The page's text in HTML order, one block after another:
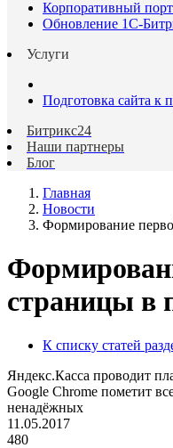
Корпоративный
Обновление 1С-
Услуги
Подготовка сайта к
Битрикс24
Наши партнеры
Блог
Главная
Новости
Формирование
страницы в
К списку статей
Яндекс.Касса проводит
Google Chrome пометит
ненадёжных
11.05.2017
480